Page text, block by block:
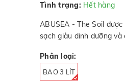
Tình trạng: Hết hàng
ABUSEA - The Soil
sạch giàu dinh dưỡng
Phân loại:
BAO 3 LÍT